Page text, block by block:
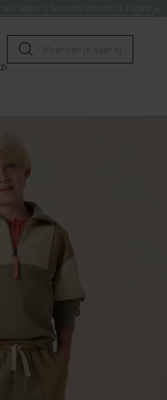
Submit search
Zoeken